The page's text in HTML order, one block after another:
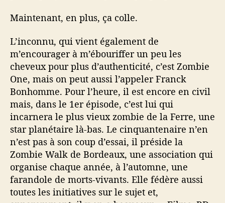
Maintenant, en plus, ça colle.
L’inconnu, qui vient également de
m’encourager à m’ébouriffer un peu les
cheveux pour plus d’authenticité, c’est Zombie
One, mais on peut aussi l’appeler Franck
Bonhomme. Pour l’heure, il est encore en civil
mais, dans le 1er épisode, c’est lui qui
incarnera le plus vieux zombie de la Ferre, une
star planétaire là-bas. Le cinquantenaire n’en
n’est pas à son coup d’essai, il préside la
Zombie Walk de Bordeaux, une association qui
organise chaque année, à l’automne, une
farandole de morts-vivants. Elle fédère aussi
toutes les initiatives sur le sujet et,